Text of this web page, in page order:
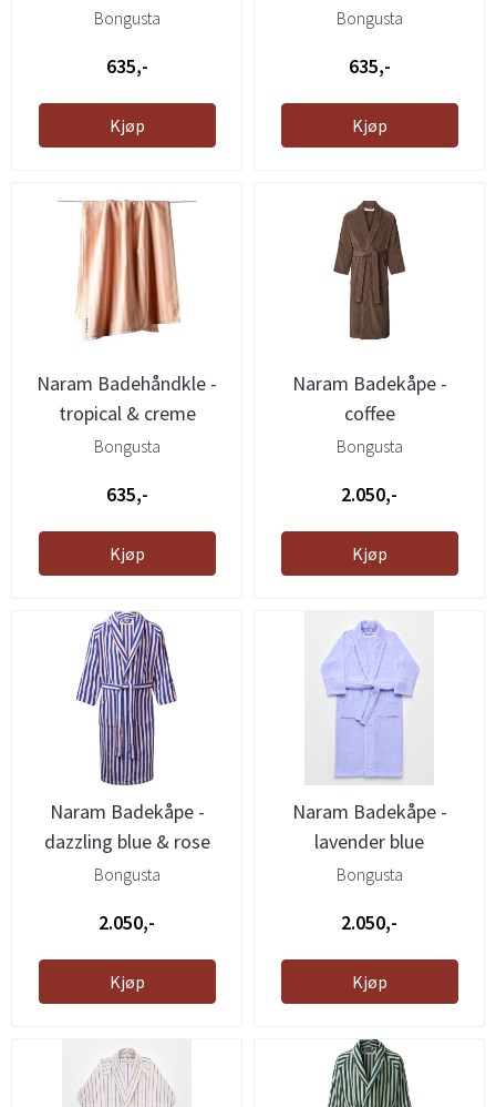
Bongusta
635,-
Kjøp
Bongusta
635,-
Kjøp
Naram Badehåndkle -
tropical & creme
Bongusta
635,-
Kjøp
Naram Badekåpe -
coffee
Bongusta
2.050,-
Kjøp
Naram Badekåpe -
dazzling blue & rose
Bongusta
2.050,-
Kjøp
Naram Badekåpe -
lavender blue
Bongusta
2.050,-
Kjøp